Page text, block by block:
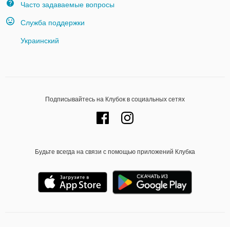
Часто задаваемые вопросы
Служба поддержки
Украинский
Подписывайтесь на Клубок в социальных сетях
Будьте всегда на связи с помощью приложений Клубка